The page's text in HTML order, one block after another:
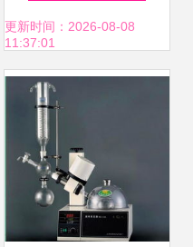
更新时间：2026-08-08
11:37:01